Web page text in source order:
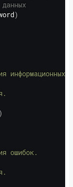
)
информационных
)
ошибок.